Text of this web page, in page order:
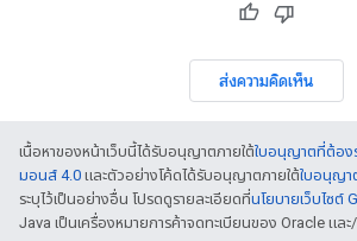
ส่งความคิดเห็น
เนื้อหาของหน้าเว็บนี้ได้รับอนุญาตภายใต้ใบอนุญาตที่ต้อง
มอนส์ 4.0 และตัวอย่างโค้ดได้รับอนุญาตภายใต้ใบอนุญา
ระบุไว้เป็นอย่างอื่น โปรดดูรายละเอียดที่นโยบายเว็บไซต์
Java เป็นเครื่องหมายการค้าจดทะเบียนของ Oracle และ